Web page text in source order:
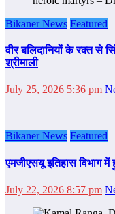
Bikaner News Featured
वीर बलिदानियों के रक्त से
श्रीमाली
July 25, 2026 5:36 pm
Bikaner News Featured
एमजीएसयू इतिहास विभाग
July 22, 2026 8:57 pm